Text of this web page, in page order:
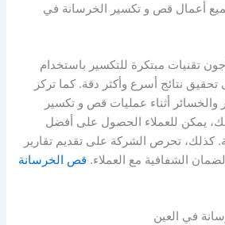
أعمال قص و تكسير الخرسانة في
تقنيات مبتكرة للتكسير باستخدام
نتائج أسرع وأكثر دقة. كما تركز
والخسائر أثناء عمليات قص و تكسير
يمكن للعملاء الحصول على أفضل
كذلك، تحرص الشركة على تقديم تقارير
الشفافية مع العملاء. قص الخرسانة
في العين